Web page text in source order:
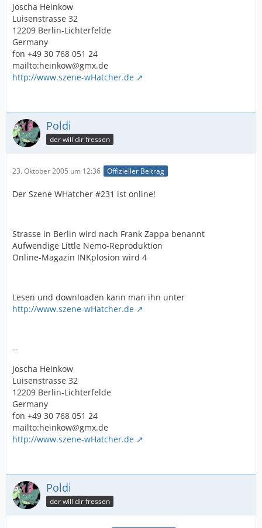
Joscha Heinkow
Luisenstrasse 32
12209 Berlin-Lichterfelde
Germany
fon +49 30 768 051 24
mailto:heinkow@gmx.de
http://www.szene-wHatcher.de
Poldi
der will dir fressen
23. Oktober 2005 um 12:36 Offizieller Beitrag
Der Szene WHatcher #231 ist online!
Strasse in Berlin wird nach Frank Zappa benannt
Aufwendige Little Nemo-Reproduktion
Online-Magazin INKplosion wird 4
Lesen und downloaden kann man ihn unter
http://www.szene-wHatcher.de
--
Joscha Heinkow
Luisenstrasse 32
12209 Berlin-Lichterfelde
Germany
fon +49 30 768 051 24
mailto:heinkow@gmx.de
http://www.szene-wHatcher.de
Poldi
der will dir fressen